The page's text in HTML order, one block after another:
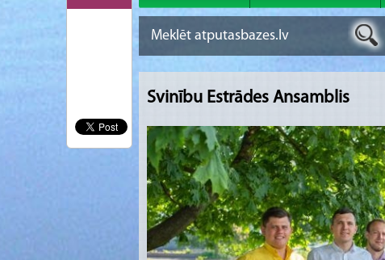
Svinību Estrādes Ansamblis